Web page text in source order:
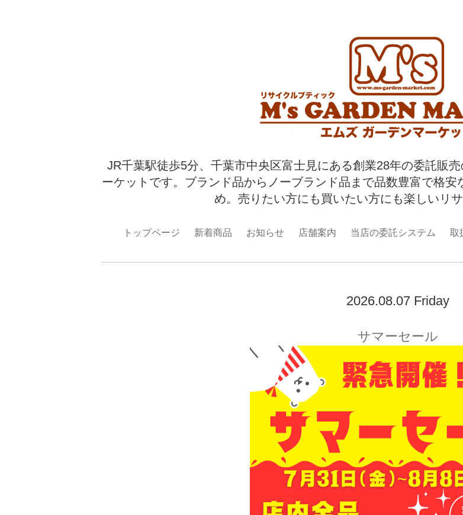
JR千葉駅徒歩5分、千葉市中央区富士見にある創業28年の委託販
ーケットです。ブランド品からノーブランド品まで品数豊富で格
め。売りたい方にも買いたい方にも楽しいリ
トップページ 新着商品 お知らせ 店舗案内 当店の委託システム 取
2026.08.07 Friday
サマーセール